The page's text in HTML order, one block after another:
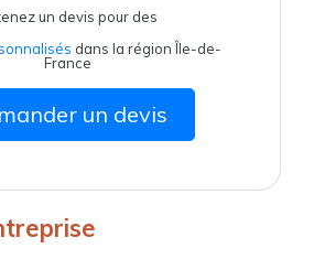
un devis pour des
dans la région Île-de-
France
un devis